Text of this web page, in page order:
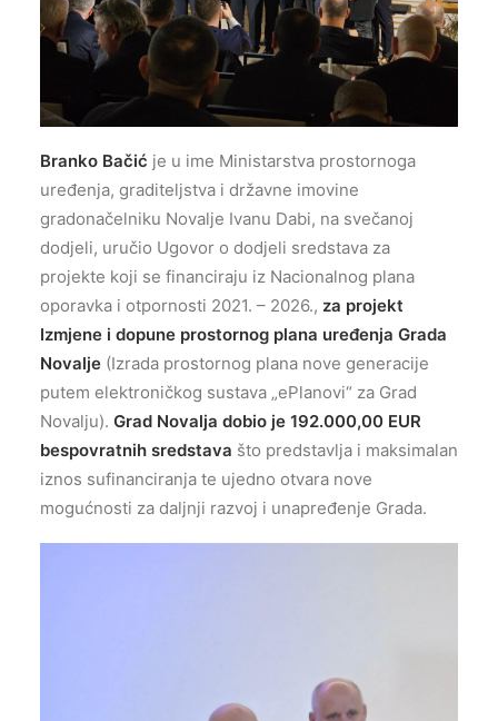
Branko Bačić je u ime Ministarstva prostornoga
uređenja, graditeljstva i državne imovine
gradonačelniku Novalje Ivanu Dabi, na svečanoj
dodjeli, uručio Ugovor o dodjeli sredstava za
projekte koji se financiraju iz Nacionalnog plana
oporavka i otpornosti 2021. – 2026., za projekt
Izmjene i dopune prostornog plana uređenja Grada
Novalje (Izrada prostornog plana nove generacije
putem elektroničkog sustava „ePlanovi“ za Grad
Novalju). Grad Novalja dobio je 192.000,00 EUR
bespovratnih sredstava što predstavlja i maksimalan
iznos sufinanciranja te ujedno otvara nove
mogućnosti za daljnji razvoj i unapređenje Grada.